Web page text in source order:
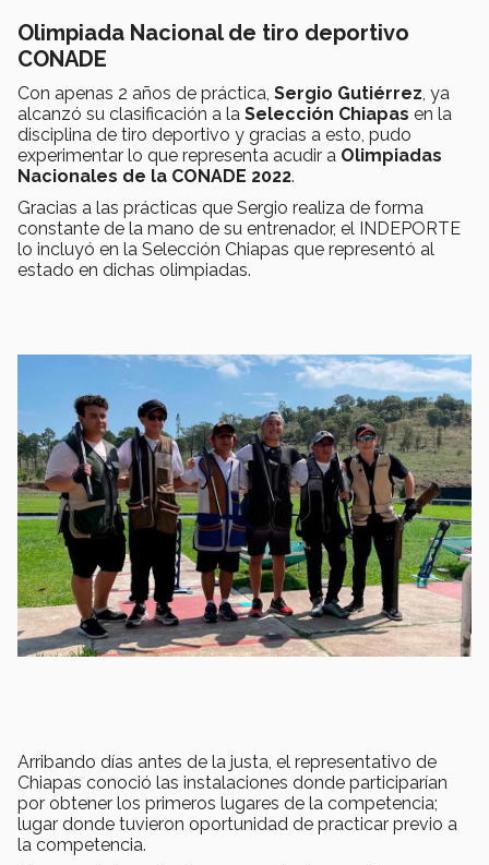
Olimpiada Nacional de tiro deportivo
CONADE
Con apenas 2 años de práctica, Sergio Gutiérrez , ya
alcanzó su clasificación a la Selección Chiapas en la
disciplina de tiro deportivo y gracias a esto, pudo
experimentar lo que representa acudir a Olimpiadas
Nacionales de la CONADE 2022.
Gracias a las prácticas que Sergio realiza de forma
constante de la mano de su entrenador, el INDEPORTE
lo incluyó en la Selección Chiapas que representó al
estado en dichas olimpiadas.
Arribando días antes de la justa, el representativo de
Chiapas conoció las instalaciones donde participarían
por obtener los primeros lugares de la competencia;
lugar donde tuvieron oportunidad de practicar previo a
la competencia.